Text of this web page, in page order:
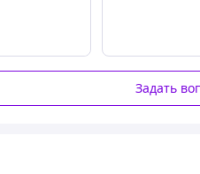
с повышенной защитой
Задать